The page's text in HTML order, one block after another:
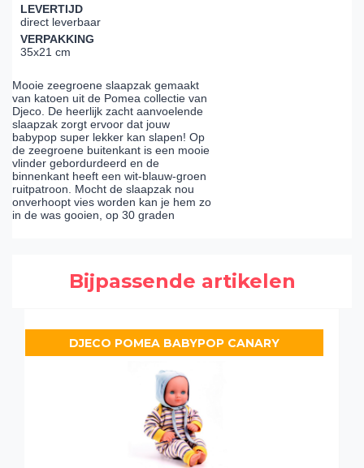
LEVERTIJD
direct leverbaar
VERPAKKING
35x21 cm
Mooie zeegroene slaapzak gemaakt
van katoen uit de Pomea collectie van
Djeco. De heerlijk zacht aanvoelende
slaapzak zorgt ervoor dat jouw
babypop super lekker kan slapen! Op
de zeegroene buitenkant is een mooie
vlinder gebordurdeerd en de
binnenkant heeft een wit-blauw-groen
ruitpatroon. Mocht de slaapzak nou
onverhoopt vies worden kan je hem zo
in de was gooien, op 30 graden
Bijpassende artikelen
DJECO POMEA BABYPOP CANARY